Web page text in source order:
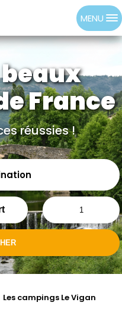
MENU
France
réussies !
Les campings Le Vigan